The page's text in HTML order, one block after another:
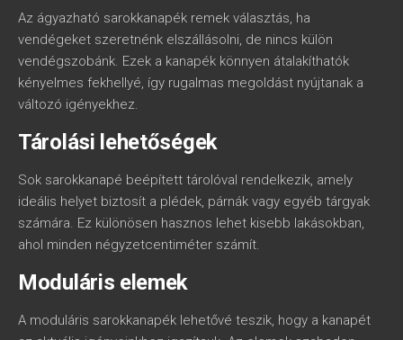
Az ágyazható sarokkanapék remek választás, ha
vendégeket szeretnénk elszállásolni, de nincs külön
vendégszobánk. Ezek a kanapék könnyen átalakíthatók
kényelmes fekhellyé, így rugalmas megoldást nyújtanak a
változó igényekhez.
Tárolási lehetőségek
Sok sarokkanapé beépített tárolóval rendelkezik, amely
ideális helyet biztosít a plédek, párnák vagy egyéb tárgyak
számára. Ez különösen hasznos lehet kisebb lakásokban,
ahol minden négyzetcentiméter számít.
Moduláris elemek
A moduláris sarokkanapék lehetővé teszik, hogy a kanapét